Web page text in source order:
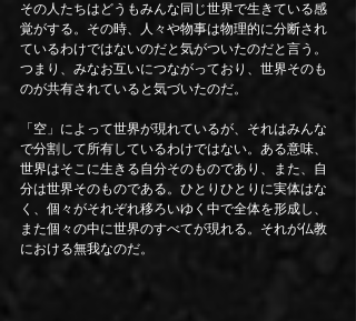
その人たちはどうもみんな同じ世界で生きている感
覚がする。その時、人々や物事は物理的に分断され
ているわけではないのだと気がついたのだと言う。
つまり、みなお互いにつながっており、世界そのも
のが共有されていると気づいたのだ。
「空」によって世界が現れているが、それはみんな
で分割して所有しているわけではない。ある意味、
世界はそこに生きる自分そのものであり、また、自
分は世界そのものである。ひとりひとりに実体はな
く、個々がそれぞれ移ろいゆく中で全体を形成し、
また個々の中に世界のすべてが現れる。それが仏教
における無我なのだ。